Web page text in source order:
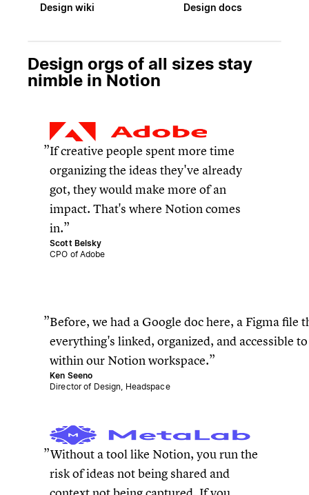
Design wiki Design docs
Design orgs of all sizes stay
nimble in Notion
If creative people spent more time
organizing the ideas they've already
got, they would make more of an
impact. That's where Notion comes
in.
Scott Belsky
CPO of Adobe
Before, we had a Google doc here, a Figma file
everything's linked, organized, and accessible
within our Notion workspace.
Ken Seeno
Director of Design, Headspace
Without a tool like Notion, you run the
risk of ideas not being shared and